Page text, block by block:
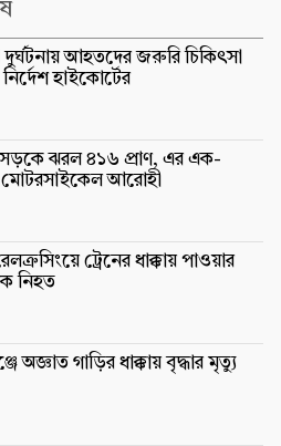
আহতদের জরুরি চিকিৎসা
হাইকোর্টের
ঝরল ৪১৬ প্রাণ, এর এক-
মোটরসাইকেল আরোহী
ট্রেনের ধাক্কায় পাওয়ার
নিহত
অজ্ঞাত গাড়ির ধাক্কায় বৃদ্ধার মৃত্যু